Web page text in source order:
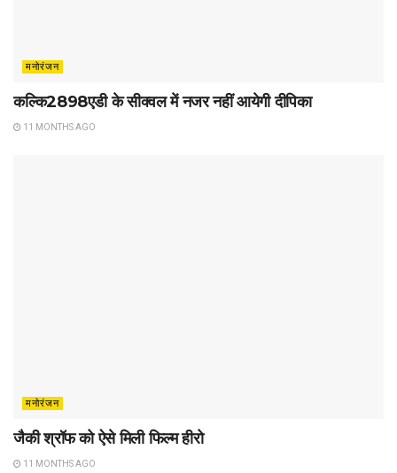
मनोरंजन
कल्कि2898एडी के सीक्वल में नजर नहीं आयेगी दीपिका
11 MONTHS AGO
मनोरंजन
जैकी श्रॉफ को ऐसे मिली फिल्म हीरो
11 MONTHS AGO